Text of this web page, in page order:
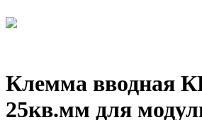
Клемма вводная
25кв.мм для